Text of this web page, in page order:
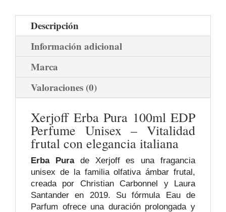
Descripción
Información adicional
Marca
Valoraciones (0)
Xerjoff Erba Pura 100ml EDP
Perfume Unisex – Vitalidad
frutal con elegancia italiana
Erba Purade Xerjoff es una fragancia
unisex de la familia olfativa ámbar frutal,
creada por Christian Carbonnel y Laura
Santander en 2019. Su fórmula Eau de
Parfum ofrece una duración prolongada y